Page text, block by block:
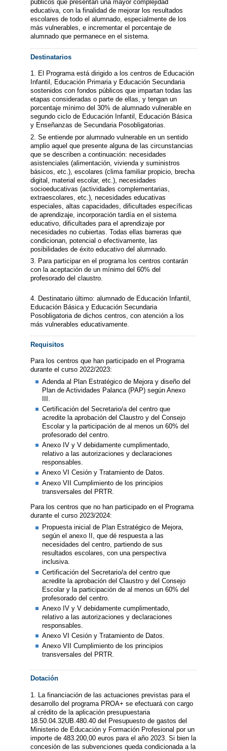
públicos que presentan una mayor complejidad
educativa, con la finalidad de mejorar los resultados
escolares de todo el alumnado, especialmente de los
más vulnerables, e incrementar el porcentaje de
alumnado que permanece en el sistema.
Destinatarios
1. El Programa está dirigido a los centros de Educación
Infantil, Educación Primaria y Educación Secundaria
sostenidos con fondos públicos que impartan todas las
etapas consideradas o parte de ellas, y tengan un
porcentaje mínimo del 30% de alumnado vulnerable en
segundo ciclo de Educación Infantil, Educación Básica
y Enseñanzas de Secundaria Posobligatorias.
2. Se entiende por alumnado vulnerable en un sentido
amplio aquel que presente alguna de las circunstancias
que se describen a continuación: necesidades
asistenciales (alimentación, vivienda y suministros
básicos, etc.), escolares (clima familiar propicio, brecha
digital, material escolar, etc.), necesidades
socioeducativas (actividades complementarias,
extraescolares, etc.), necesidades educativas
especiales, altas capacidades, dificultades específicas
de aprendizaje, incorporación tardía en el sistema
educativo, dificultades para el aprendizaje por
necesidades no cubiertas. Todas ellas barreras que
condicionan, potencial o efectivamente, las
posibilidades de éxito educativo del alumnado.
3. Para participar en el programa los centros contarán
con la aceptación de un mínimo del 60% del
profesorado del claustro.
4. Destinatario último: alumnado de Educación Infantil,
Educación Básica y Educación Secundaria
Posobligatoria de dichos centros, con atención a los
más vulnerables educativamente.
Requisitos
Para los centros que han participado en el Programa
durante el curso 2022/2023:
Adenda al Plan Estratégico de Mejora y diseño del
Plan de Actividades Palanca (PAP) según Anexo
Certificación del Secretario/a del centro que
acredite la aprobación del Claustro y del Consejo
Escolar y la participación de al menos un 60% del
profesorado del centro.
Anexo IV y V debidamente cumplimentado,
relativo a las autorizaciones y declaraciones
responsables.
Anexo VI Cesión y Tratamiento de Datos.
Anexo VII Cumplimiento de los principios
transversales del PRTR.
Para los centros que no han participado en el Programa
durante el curso 2023/2024:
Propuesta inicial de Plan Estratégico de Mejora,
según el anexo II, que dé respuesta a las
necesidades del centro, partiendo de sus
resultados escolares, con una perspectiva
inclusiva.
Certificación del Secretario/a del centro que
acredite la aprobación del Claustro y del Consejo
Escolar y la participación de al menos un 60% del
profesorado del centro.
Anexo IV y V debidamente cumplimentado,
relativo a las autorizaciones y declaraciones
responsables.
Anexo VI Cesión y Tratamiento de Datos.
Anexo VII Cumplimiento de los principios
transversales del PRTR.
Dotación
1. La financiación de las actuaciones previstas para el
desarrollo del programa PROA+ se efectuará con cargo
al crédito de la aplicación presupuestaria
18.50.04.32UB.480.40 del Presupuesto de gastos del
Ministerio de Educación y Formación Profesional por un
importe de 483.200,00 euros para el año 2023. Si bien la
concesión de las subvenciones queda condicionada a la